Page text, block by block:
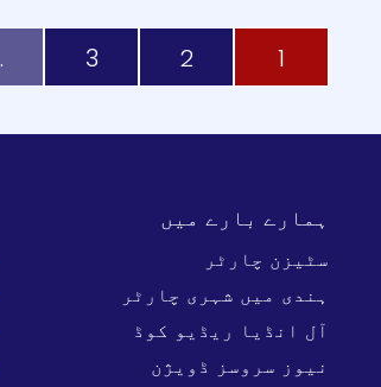
1
2
3
ہمارے بارے میں
سٹیزن چارٹر
ہندی میں شہری چارٹر
آل انڈیا ریڈیو کوڈ
نیوز سروسز ڈویژن